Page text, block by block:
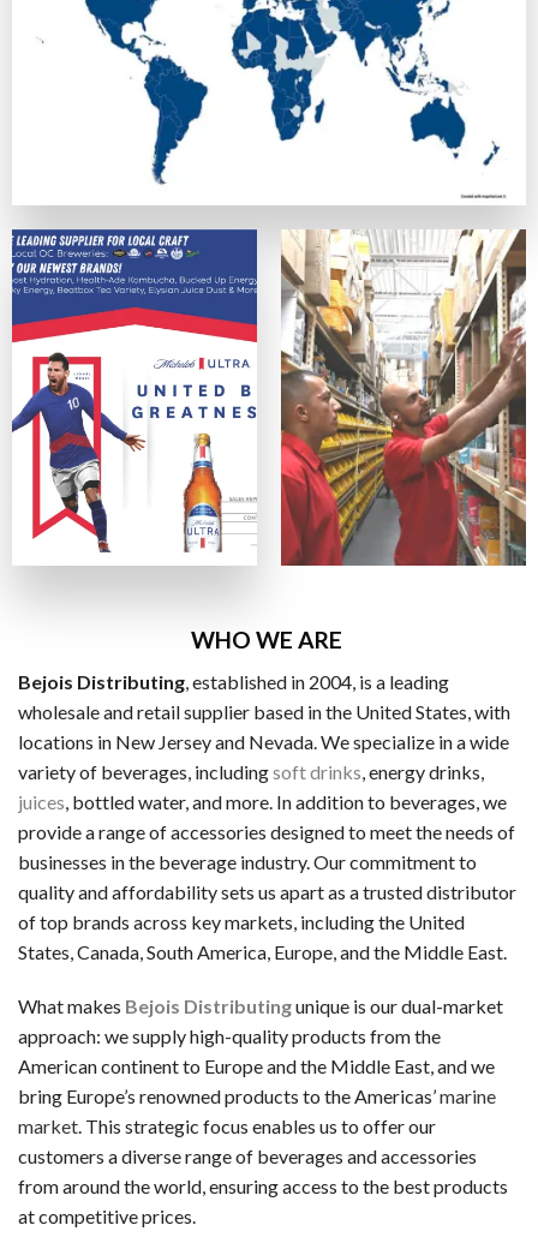
WHO WE ARE
Bejois Distributing , established in 2004, is a leading
wholesale and retail supplier based in the United States, with
locations in New Jersey and Nevada. We specialize in a wide
variety of beverages, includingsoft drinks , energy drinks,
juices , bottled water, and more. In addition to beverages, we
provide a range of accessories designed to meet the needs of
businesses in the beverage industry. Our commitment to
quality and affordability sets us apart as a trusted distributor
of top brands across key markets, including the United
States, Canada, South America, Europe, and the Middle East.
What makes Bejois Distributingunique is our dual-market
approach: we supply high-quality products from the
American continent to Europe and the Middle East, and we
bring Europe’s renowned products to the Americas’marine
market. This strategic focus enables us to offer our
customers a diverse range of beverages and accessories
from around the world, ensuring access to the best products
at competitive prices.
正式なライセンスを持ち、SSL暗号化でデータを守っている
カスタマーサポート
優秀なカジノは、迅速で親切なサポート体制を提供してい
便利さ・モバイル対応
スマホ、タブレットデバイス、PCのどれからでも問題なく
ゲームの質
ネットエント、Microgaming、プレイテック、Evolution
オンラインカジノサイトの入出金手段
カジノプロファイルを作成したら、次のステップは入金手
クレジットは最も手軽なデポジット手段の一つの方法です
主な入出金方法：
ビザカード / MasterCard / JCB
ビットコイン・Ethereum（仮想通貨）
一般的な電子決済手段：
EcoPayz
Neteller
アイウォレット
スクリル
マッチベター
カジノ特典の種類
ラッキーTAROが紹介するカジノには、いろいろなボーナス
ノーデポジットボーナス
新規登録するだけで、入金不要でもらえるボーナスです。
ウェルカムボーナス（デポジット特典）
最初の入金時に一般的に提供されるボーナスです。チャー
スピンボーナス